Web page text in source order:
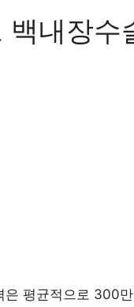
내장수
은 평균적으로 300